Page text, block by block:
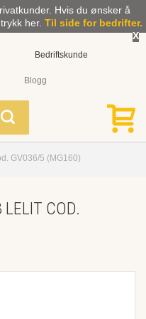
Hvis du ønsker å
her. Til side for bedrifter.
X
Bedriftskunde
Blogg
GV036/5 (MG160)
COD.